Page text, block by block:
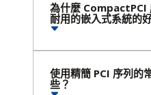
為什麼 CompactPCI
耐用的嵌入式系統的
使用精簡 PCI 序列的
些？